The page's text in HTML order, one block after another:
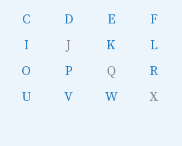
C D E
F
I J K
L
O P Q
R
U V W
X